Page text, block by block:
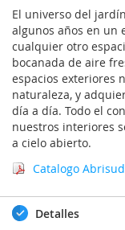
El universo del
algunos años en un
cualquier otro
bocanada de aire
espacios exteriores
naturaleza, y
día a día. Todo el
nuestros interiores
a cielo abierto.
Catalogo
Detalles